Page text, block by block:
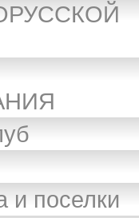
и поселки